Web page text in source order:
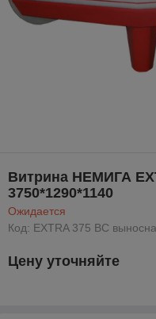
Витрина НЕМИГА
3750*1290*1140
Ожидается
Код: EXTRA 375 ВС
Цену уточняйте